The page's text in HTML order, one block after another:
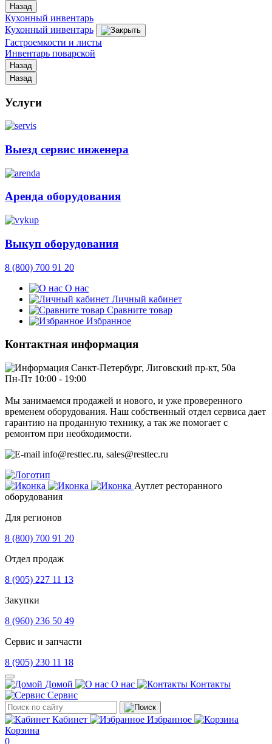
Назад
Кухонный инвентарь
Кухонный инвентарь
Гастроемкости и листы
Инвентарь поварской
Назад
Назад
Услуги
Выезд сервис инженера
Аренда оборудования
Выкуп оборудования
8 (800) 700 91 20
О нас
Личный кабинет
Сравните товар
Избранное
Контактная информация
Санкт-Петербург, Лиговский пр-кт, 50а
Пн-Пт 10:00 - 19:00
Мы занимаемся продажей и нового, и уже проверенного
временем оборудования. Наш собственный отдел сервиса дает
гарантию на проданную технику, а так же помогает с
ремонтом при необходимости.
info@resttec.ru, sales@resttec.ru
Аутлет ресторанного
оборудования
Для регионов
8 (800) 700 91 20
Отдел продаж
8 (905) 227 11 13
Закупки
8 (960) 236 50 49
Сервис и запчасти
8 (905) 230 11 18
Домой О нас
Контакты
Сервис
Кабинет
Избранное
Корзина
0